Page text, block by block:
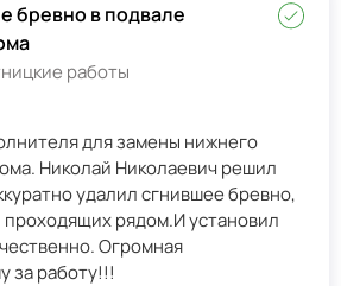
бревно в подвале
работы
для замены нижнего
решил
удалил сгнившее бревно,
проходящих рядом.И установил
Огромная
за работу!!!